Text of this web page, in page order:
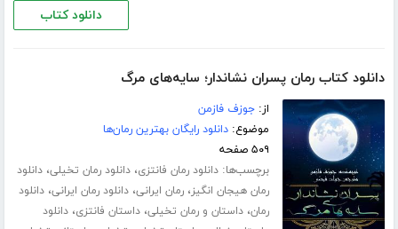
دانلود کتاب
دانلود کتاب رمان پسران نشاندار؛ سایه‌های مرگ
از:جوزف فازمن
موضوع:دانلود رایگان بهترین رمان‌ها
۵۰۹ صفحه
برچسب‌ها:دانلود رمان فانتزی،دانلود رمان تخیلی،دانلود
رمان هیجان انگیز،رمان ایرانی،دانلود رمان ایرانی،دانلود
رمان،داستان و رمان تخیلی،داستان فانتزی،دانلود